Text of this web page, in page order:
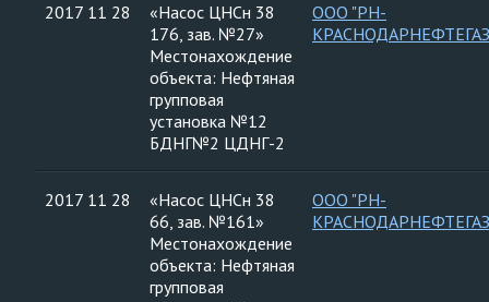
2017 11 28
«Насос ЦНСн 38
176, зав. №27»
Местонахождение
объекта: Нефтяная
групповая
установка №12
БДНГ№2 ЦДНГ-2
ООО "РН-
2017 11 28
«Насос ЦНСн 38
66, зав. №161»
Местонахождение
объекта: Нефтяная
групповая
ООО "РН-